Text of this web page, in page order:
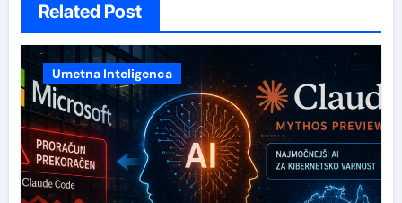
Related Post
Umetna Inteligenca